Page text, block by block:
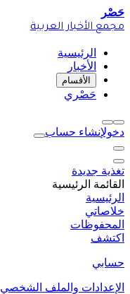
حَصْر
مجمع الأخبار العربية
الرئيسية
الأخبار
الأقسام
حَصْري
دخولإنشاء حساب
تغذية جديدة
القائمة الرئيسية
الرئيسية
خلاصاتي
المحفوظات
اكتشف
حسابي
الإعدادات والملف الشخصي